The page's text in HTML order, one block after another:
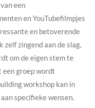
een
en YouTubefilmpjes
en betoverende
zelf zingend aan de slag,
om de eigen stem te
een groep wordt
workshop kan in
specifieke wensen.